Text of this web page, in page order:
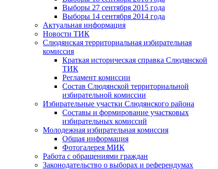
Выборы 27 сентября 2015 года
Выборы 14 сентября 2014 года
Актуальная информация
Новости ТИК
Слюдянская территориальная избирательная
комиссия
Краткая историческая справка Слюдянской
ТИК
Регламент комиссии
Состав Слюдянской территориальной
избирательной комиссии
Избирательные участки Слюдянского района
Составы и формирование участковых
избирательных комиссий
Молодежная избирательная комиссия
Общая информация
Фотогалерея МИК
Работа с обращениями граждан
Законодательство о выборах и референдумах